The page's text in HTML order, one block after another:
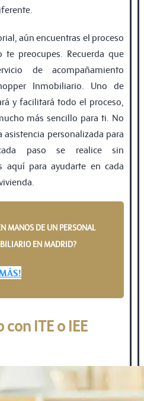
aún encuentras el proceso
preocupes. Recuerda que
de acompañamiento
Inmobiliario. Uno de
y facilitará todo el proceso,
más sencillo para ti. No
asistencia personalizada para
paso se realice sin
aquí para ayudarte en cada
MANOS DE UN PERSONAL
EN MADRID?
ITE o IEE